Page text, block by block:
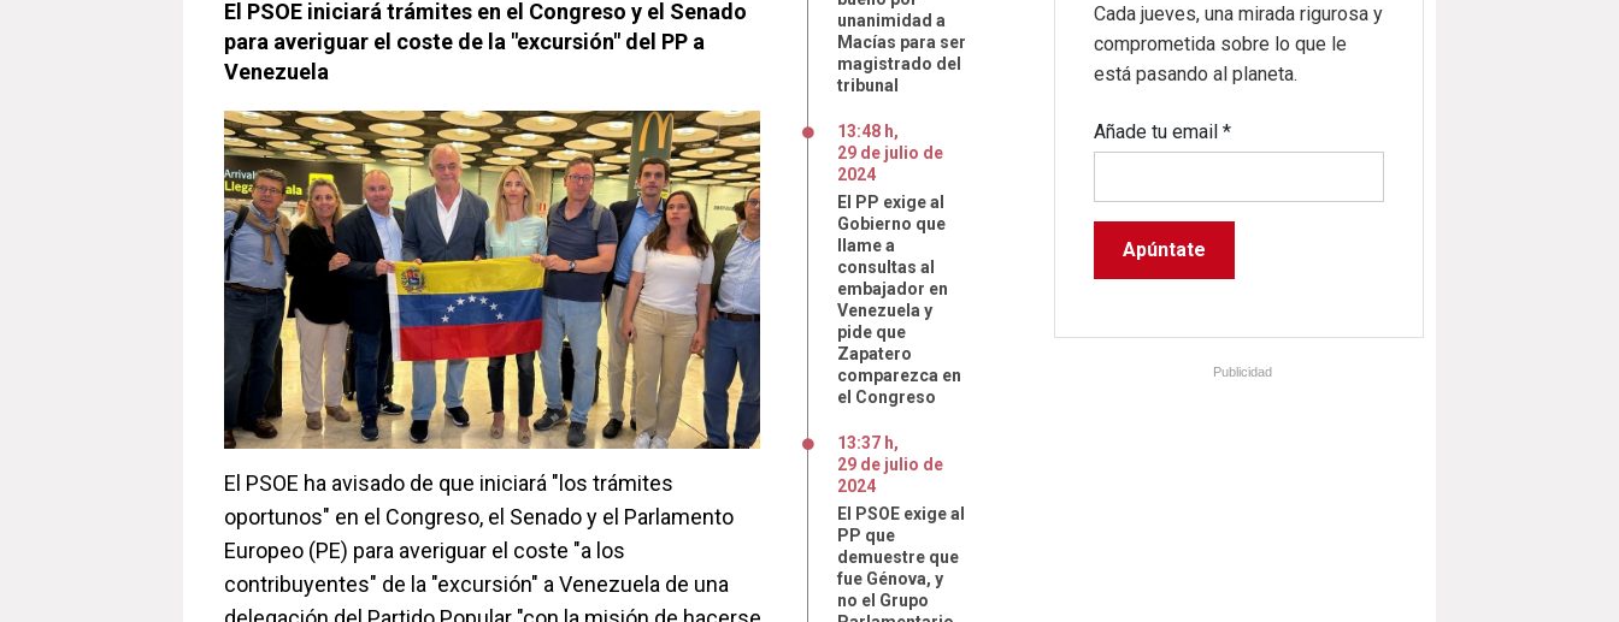
El PSOE iniciará trámites en el Congreso y el Senado
para averiguar el coste de la "excursión" del PP a
Venezuela
El PSOE ha avisado de que iniciará "los trámites
oportunos" en el Congreso, el Senado y el Parlamento
Europeo (PE) para averiguar el coste "a los
contribuyentes" de la "excursión" a Venezuela de una
unanimidad a
Macías para ser
magistrado del
tribunal
13:48 h,
29 de julio de
2024
El PP exige al
Gobierno que
llame a
consultas al
embajador en
Venezuela y
pide que
Zapatero
comparezca en
el Congreso
13:37 h,
29 de julio de
2024
El PSOE exige al
PP que
demuestre que
fue Génova, y
no el Grupo
Cada jueves, una mirada rigurosa y
comprometida sobre lo que le
está pasando al planeta.
Añade tu email*
Publicidad